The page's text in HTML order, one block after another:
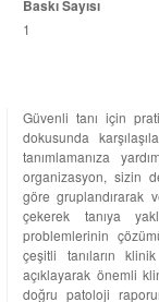
Baskı Sayısı
1
Güvenli tanı için
dokusunda
tanımlamanıza
organizasyon, sizin
göre gruplandırarak
çekerek tanıya
problemlerinin
çeşitli tanıların
açıklayarak önemli
doğru patoloji